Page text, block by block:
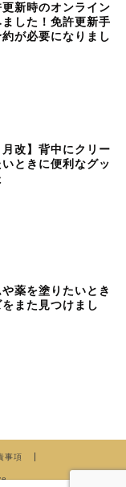
更新時のオンライン
した！免許更新手
が必要になりまし
月改】背中にクリー
ときに便利なグッ
薬を塗りたいとき
また見つけまし
事項